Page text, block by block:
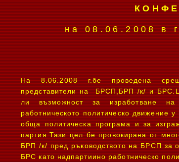
на 08.06.2008 в
На 8.06.2008 г.бе проведена
представители на БРСП,БРП /к/ и
ли възможност за изработване
работническото политическо движение
обща политическа програма и за
партия.Тази цел бе провокирана от
БРП /к/ пред ръководството на БРСП за
БРС като надпартиино работническо